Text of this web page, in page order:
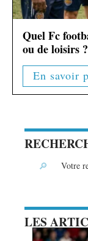
Quel Fc
ou de loisirs ?
En savoir
LES